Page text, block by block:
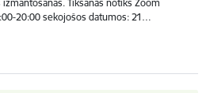
Tikšanās notiks Zoom
20:00 sekojošos datumos: 21…